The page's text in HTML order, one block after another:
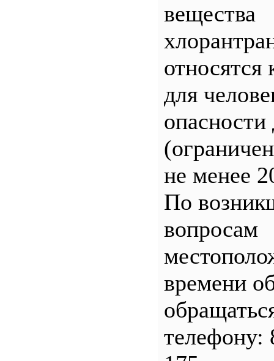
вещества
относятся
для
опасности
не менее
По
вопросам
времени
телефону: